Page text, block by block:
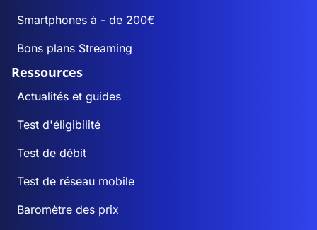
Smartphones à - de 200€
Bons plans Streaming
Ressources
Actualités et guides
Test d'éligibilité
Test de débit
Test de réseau mobile
Baromètre des prix